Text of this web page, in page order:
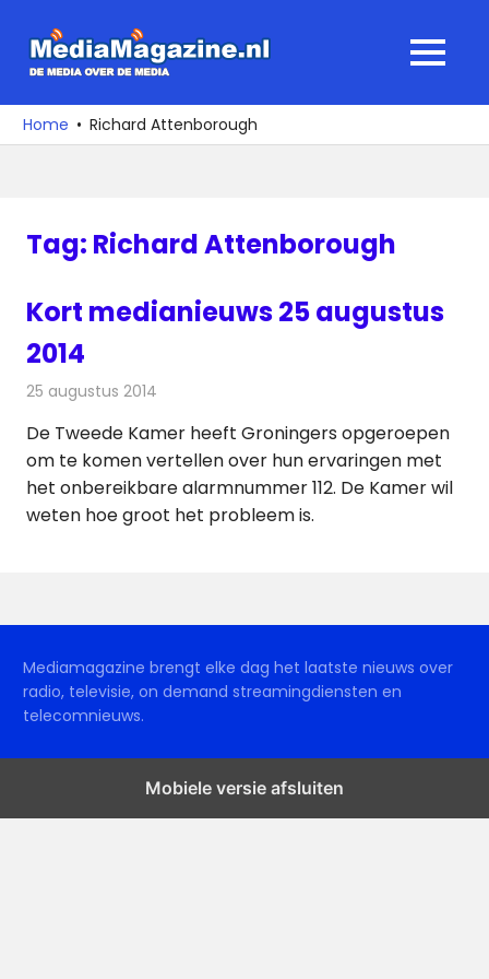
naar
media
over
MENU
Home Richard Attenborough
Tag: Richard Attenborough
Kort medianieuws 25 augustus
2014
25 augustus 2014
De Tweede Kamer heeft Groningers opgeroepen
om te komen vertellen over hun ervaringen met
het onbereikbare alarmnummer 112. De Kamer wil
weten hoe groot het probleem is.
Mediamagazine brengt elke dag het laatste nieuws over
radio, televisie, on demand streamingdiensten en
telecomnieuws.
Mobiele versie afsluiten